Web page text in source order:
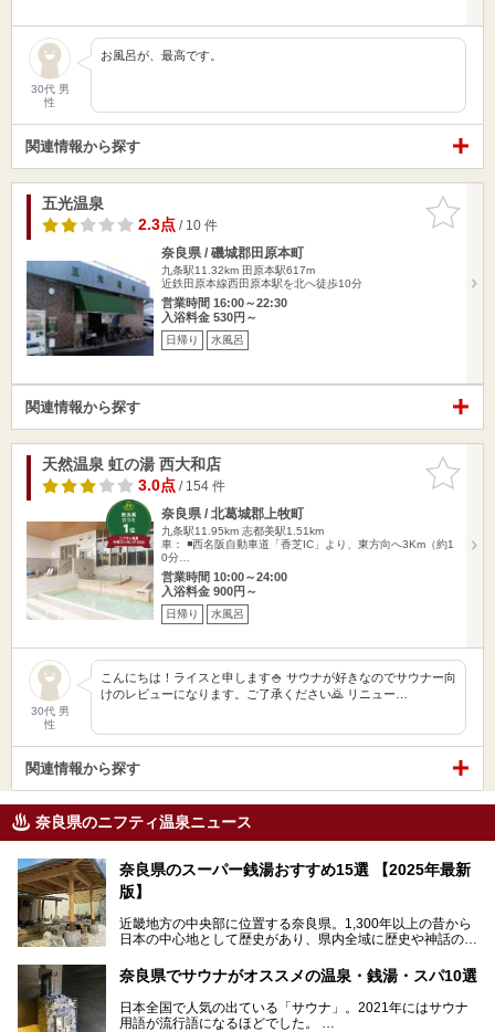
30代 男
性
お風呂が、最高です。
関連情報から探す
お気に入
りに追加
五光温泉
2.3点/ 10 件
奈良県 / 磯城郡田原本町
九条駅11.32km 田原本駅617m
近鉄田原本線西田原本駅を北へ徒歩10分
営業時間 16:00～22:30
入浴料金 530円～
日帰り 水風呂
関連情報から探す
お気に入
りに追加
天然温泉 虹の湯 西大和店
3.0点/ 154 件
奈良県 / 北葛城郡上牧町
九条駅11.95km 志都美駅1.51km
車： ◾️西名阪自動車道「香芝IC」より、東方向へ3Km（約1
0分…
営業時間 10:00～24:00
入浴料金 900円～
日帰り 水風呂
30代 男
性
こんにちは！ライスと申します🍚 サウナが好きなのでサウナー向
けのレビューになります。ご了承ください🙇 リニュー…
関連情報から探す
奈良県のニフティ温泉ニュース
奈良県のスーパー銭湯おすすめ15選 【2025年最新
版】
近畿地方の中央部に位置する奈良県。1,300年以上の昔から
日本の中心地として歴史があり、県内全域に歴史や神話の舞
界遺産があり、古代をそこかしこに感じられる地域です。
そんな奈良県のスーパー銭湯は、便利な街中にある施設か
ら、険しい山中にある秘湯までバラエティ豊か。ここでは、
奈良県で評判のスーパー銭湯をご紹介します。
奈良県でサウナがオススメの温泉・銭湯・スパ10選
日本全国で人気の出ている「サウナ」。2021年にはサウナ
用語が流行語になるほどでした。